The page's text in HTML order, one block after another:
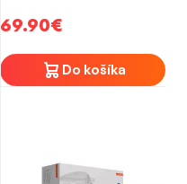
69.90€
Do košíka